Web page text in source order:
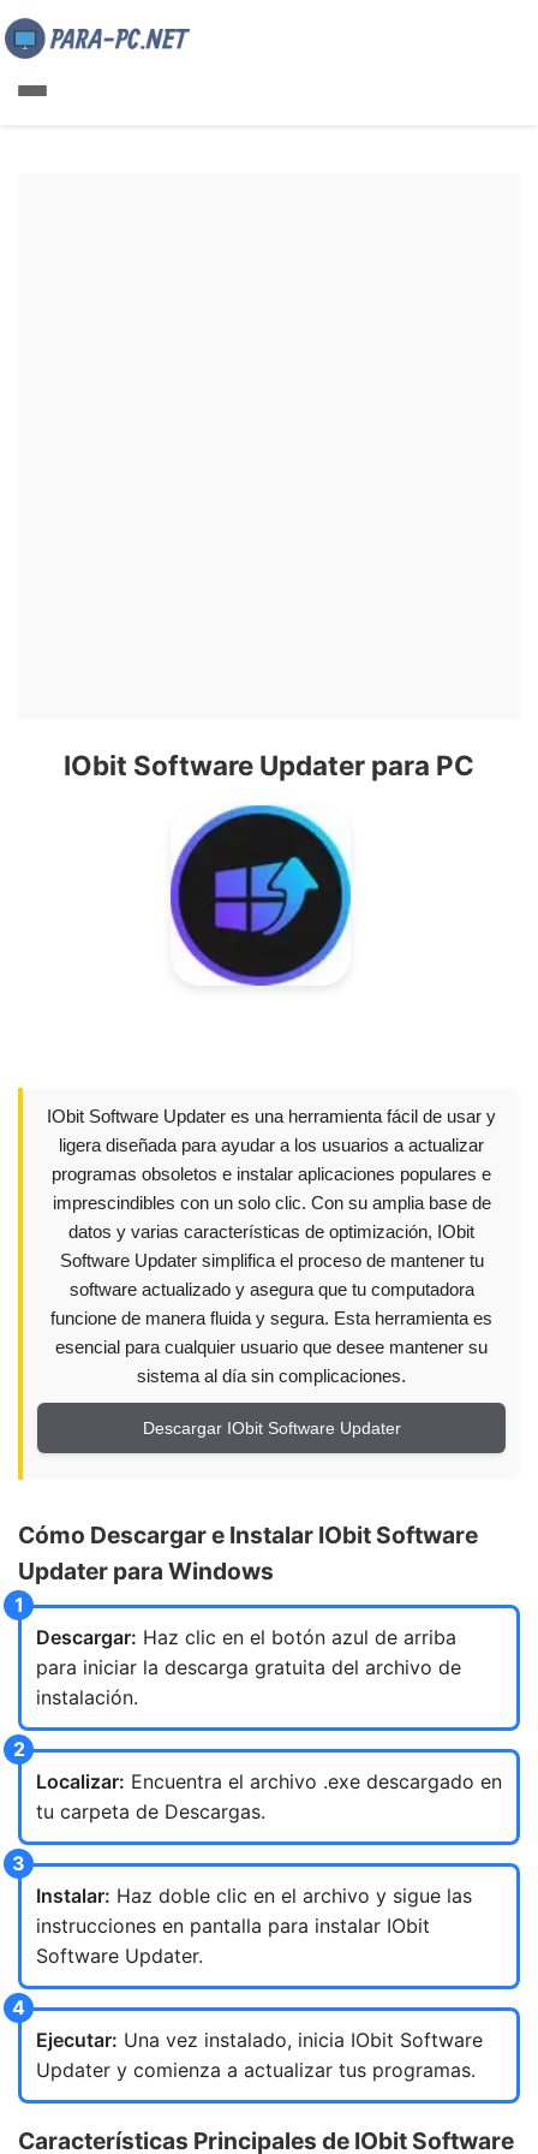
IObit Software Updater para PC
IObit Software Updater es una herramienta fácil de usar y
ligera diseñada para ayudar a los usuarios a actualizar
programas obsoletos e instalar aplicaciones populares e
imprescindibles con un solo clic. Con su amplia base de
datos y varias características de optimización, IObit
Software Updater simplifica el proceso de mantener tu
software actualizado y asegura que tu computadora
funcione de manera fluida y segura. Esta herramienta es
esencial para cualquier usuario que desee mantener su
sistema al día sin complicaciones.
Descargar IObit Software Updater
Cómo Descargar e Instalar IObit Software
Updater para Windows
Descargar: Haz clic en el botón azul de arriba
para iniciar la descarga gratuita del archivo de
instalación.
Localizar: Encuentra el archivo .exe descargado en
tu carpeta de Descargas.
Instalar: Haz doble clic en el archivo y sigue las
instrucciones en pantalla para instalar IObit
Software Updater.
Ejecutar: Una vez instalado, inicia IObit Software
Updater y comienza a actualizar tus programas.
Características Principales de IObit Software